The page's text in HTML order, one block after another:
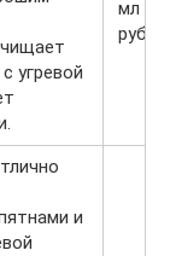
угревой
мл —
руб.
и